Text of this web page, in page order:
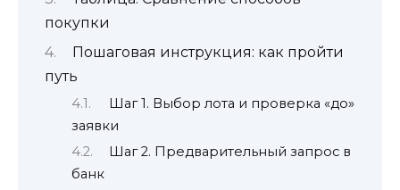
покупки
Пошаговая инструкция: как пройти
путь
Шаг 1. Выбор лота и проверка «до»
заявки
Шаг 2. Предварительный запрос в
банк